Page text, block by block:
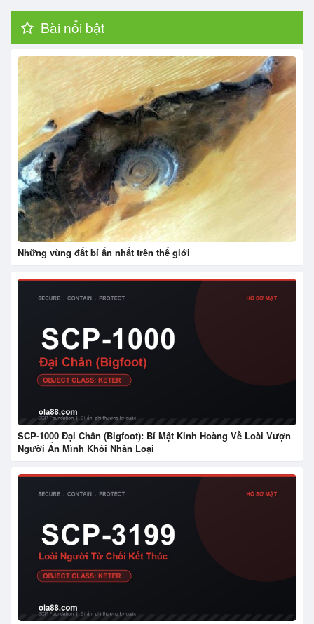
Bài nổi bật
Những vùng đất bí ẩn nhất trên thế giới
SCP-1000 Đại Chân (Bigfoot): Bí Mật Kinh Hoàng Về Loài Vượn
Người Ẩn Mình Khỏi Nhân Loại